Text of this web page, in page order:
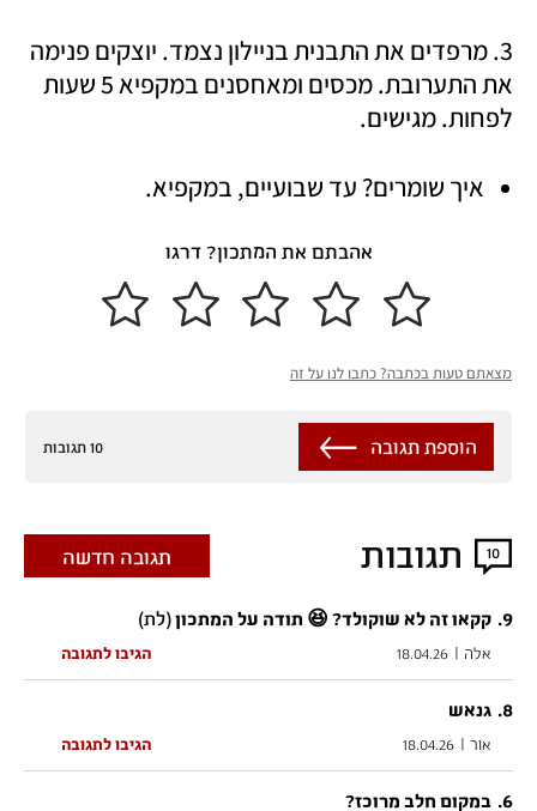
לפחות. מגישים.
איך שומרים? עד שבועיים, במקפיא.
אהבתם את המתכון? דרגו
מצאתם טעות בכתבה? כתבו לנו על זה
10 תגובות הוספת תגובה
10 תגובות תגובה חדשה
9
. קקאו זה לא שוקולד? 😆 תודה על המתכון(לת)
אלה |
18.04.26 הגיבו לתגובה
8
. גנאש
אור |
18.04.26 הגיבו לתגובה
6
. במקום חלב מרוכז?